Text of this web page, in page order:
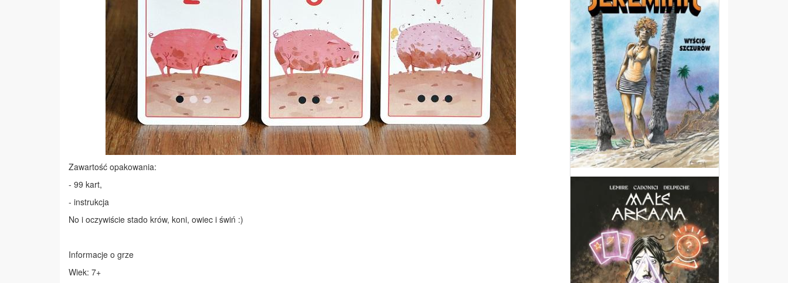
Zawartość opakowania:
- 99 kart,
- instrukcja
No i oczywiście stado krów, koni, owiec i świń :)
Informacje o grze
Wiek: 7+